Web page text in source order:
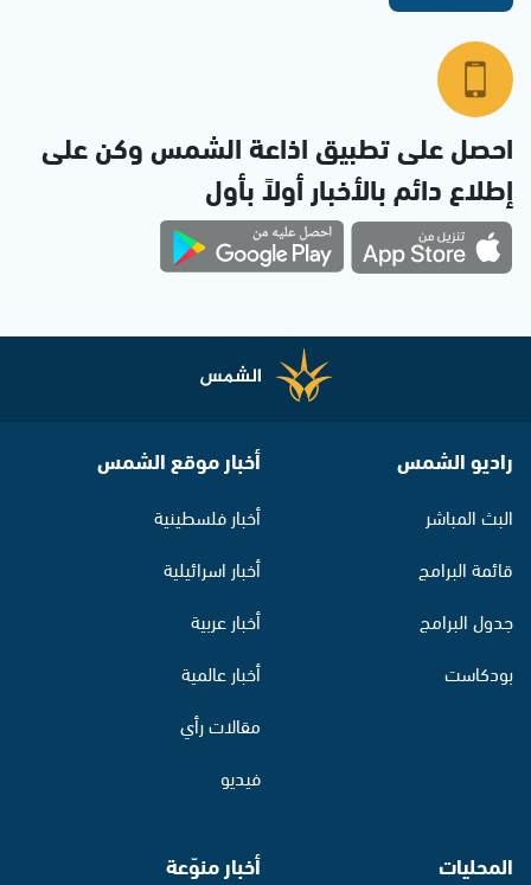
احصل على تطبيق اذاعة الشمس وكن على
إطلاع دائم بالأخبار أولاً بأول
راديو الشمس
البث المباشر
قائمة البرامج
جدول البرامج
بودكاست
أخبار موقع الشمس
أخبار فلسطينية
أخبار اسرائيلية
أخبار عربية
أخبار عالمية
مقالات رأي
فيديو
المحليات أخبار منوّعة